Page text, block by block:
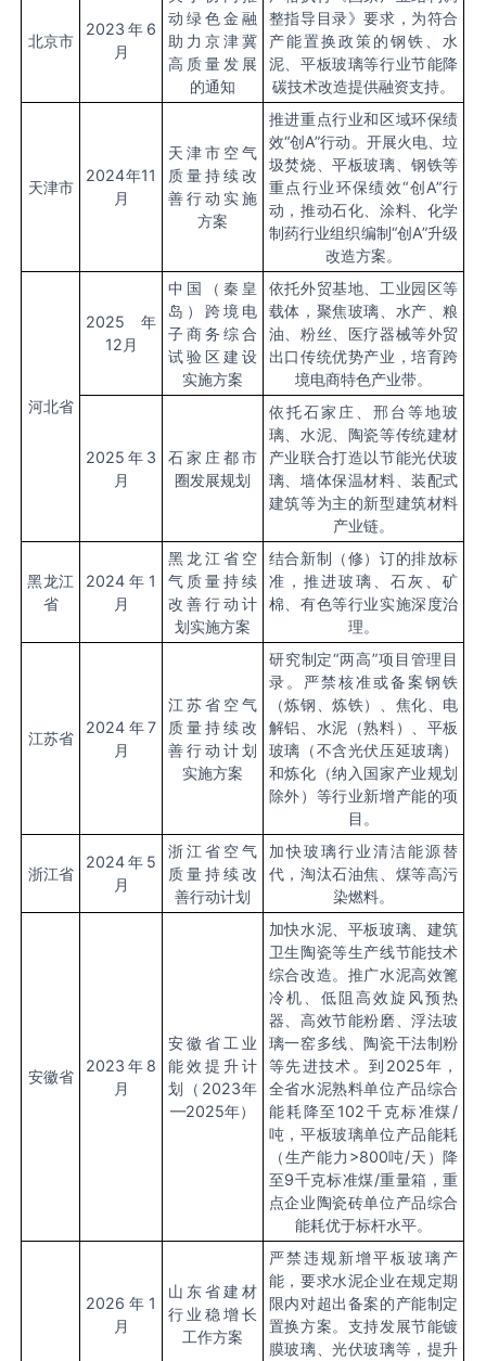
北京市
2023 年6
月
动绿色金融
助力京津冀
高质量发展
的通知
整指导目录》要求，为符合
产能置换政策的钢铁、水
泥、平板玻璃等行业节能降
碳技术改造提供融资支持。
天津市
2024年11
月
天津市空气
质量持续改
善行动实施
方案
推进重点行业和区域环保绩
效“创A”行动。开展火电、垃
圾焚烧、平板玻璃、钢铁等
重点行业环保绩效“创A”行
动，推动石化、涂料、化学
制药行业组织编制“创A”升级
改造方案。
河北省
2025 年
12月
中国（秦皇
岛）跨境电
子商务综合
试验区建设
实施方案
依托外贸基地、工业园区等
载体，聚焦玻璃、水产、粮
油、粉丝、医疗器械等外贸
出口传统优势产业，培育跨
境电商特色产业带。
2025 年3
月
石家庄都市
圈发展规划
依托石家庄、邢台等地玻
璃、水泥、陶瓷等传统建材
产业联合打造以节能光伏玻
璃、墙体保温材料、装配式
建筑等为主的新型建筑材料
产业链。
黑龙江
省
2024年1
月
黑龙江省空
气质量持续
改善行动计
划实施方案
结合新制（修）订的排放标
准，推进玻璃、石灰、矿
棉、有色等行业实施深度治
理。
江苏省
2024年7
月
江苏省空气
质量持续改
善行动计划
实施方案
研究制定“两高”项目管理目
录。严禁核准或备案钢铁
（炼钢、炼铁）、焦化、电
解铝、水泥（熟料）、平板
玻璃（不含光伏压延玻璃）
和炼化（纳入国家产业规划
除外）等行业新增产能的项
目。
浙江省
2024年5
月
浙江省空气
质量持续改
善行动计划
加快玻璃行业清洁能源替
代，淘汰石油焦、煤等高污
染燃料。
安徽省
2023 年8
月
安徽省工业
能效提升计
划（2023年
—2025年）
加快水泥、平板玻璃、建筑
卫生陶瓷等生产线节能技术
综合改造。推广水泥高效篦
冷机、低阻高效旋风预热
器、高效节能粉磨、浮法玻
璃一窑多线、陶瓷干法制粉
等先进技术。到2025年，
全省水泥熟料单位产品综合
能耗降至102千克标准煤/
吨，平板玻璃单位产品能耗
（生产能力>800吨/天）降
至9千克标准煤/重量箱，重
点企业陶瓷砖单位产品综合
能耗优于标杆水平。
2026 年1
月
山东省建材
行业稳增长
工作方案
严禁违规新增平板玻璃产
能，要求水泥企业在规定期
限内对超出备案的产能制定
置换方案。支持发展节能镀
膜玻璃、光伏玻璃等，提升